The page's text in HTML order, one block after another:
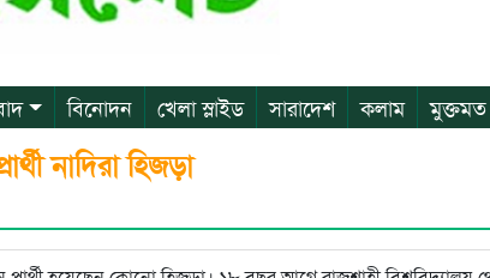
বিনোদন খেলা স্লাইড সারাদেশ কলাম মুক্তমত
নাদিরা হিজড়া